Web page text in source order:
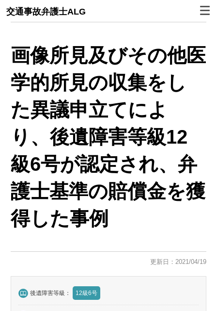
交通事故弁護士ALG
画像所見及びその他医
学的所見の収集をし
た異議申立てによ
り、後遺障害等級12
級6号が認定され、弁
護士基準の賠償金を獲
得した事例
更新日：2021/04/19
後遺障害等級： 12級6号